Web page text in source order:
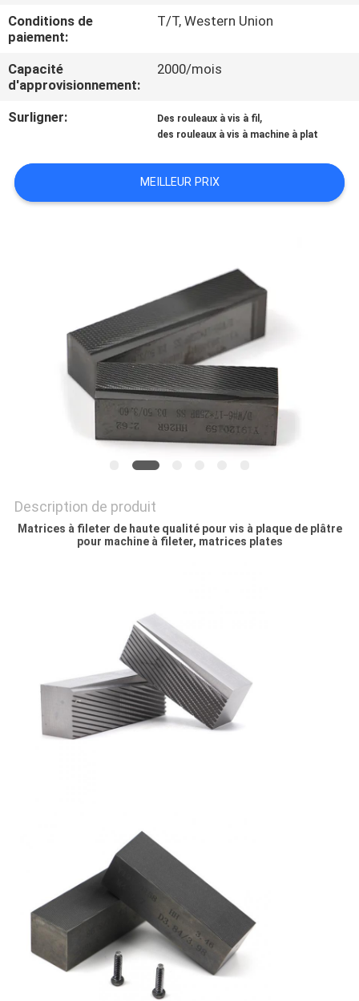
CONTRÔLE
DE
QUALITÉ
CONTACTEZ-
NOUVELLES
CONFIDENTIALITÉ
Conditions de
paiement:
T/T, Western Union
Capacité
d'approvisionnement:
2000/mois
Surligner: Des rouleaux à vis à fil ,
des rouleaux à vis à machine à plat
MEILLEUR PRIX
Description de produit
Matrices à fileter de haute qualité pour vis à plaque de plâtre
pour machine à fileter, matrices plates